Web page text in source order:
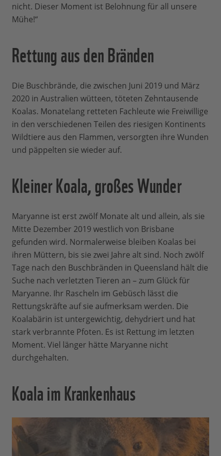
nicht. Dieser Moment ist Belohnung für all unsere
Mühe!“
Rettung aus den Bränden
Die Buschbrände, die zwischen Juni 2019 und März
2020 in Australien wütteen, töteten Zehntausende
Koalas. Monatelang retteten Fachleute wie Freiwillige
in den verschiedenen Teilen des riesigen Kontinents
Wildtiere aus den Flammen, versorgten ihre Wunden
und päppelten sie wieder auf.
Kleiner Koala, großes Wunder
Maryanne ist erst zwölf Monate alt und allein, als sie
Mitte Dezember 2019 westlich von Brisbane
gefunden wird. Normalerweise bleiben Koalas bei
ihren Müttern, bis sie zwei Jahre alt sind. Noch zwölf
Tage nach den Buschbränden in Queensland hält die
Suche nach verletzten Tieren an – zum Glück für
Maryanne. Ihr Rascheln im Gebüsch lässt die
Rettungskräfte auf sie aufmerksam werden. Die
Koalabärin ist untergewichtig, dehydriert und hat
stark verbrannte Pfoten. Es ist Rettung im letzten
Moment. Viel länger hätte Maryanne nicht
durchgehalten.
Koala im Krankenhaus